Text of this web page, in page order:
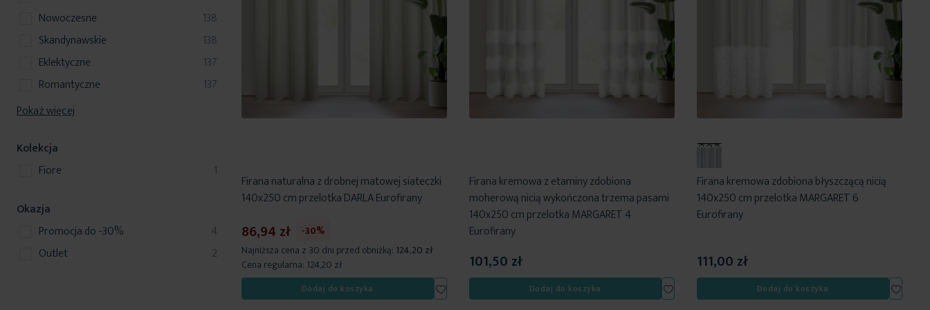
Firana naturalna z drobnej matowej siateczki
140x250 cm przelotka DARLA Eurofirany
86,94 zł
-30%
Najniższa cena z 30 dni przed obniżką: 124,20 zł
Cena regularna: 124,20 zł
Dodaj do koszyka
Dodaj
do
Firana kremowa z etaminy zdobiona
moherową nicią wykończona trzema pasami
140x250 cm przelotka MARGARET 4
Eurofirany
101,50 zł
Dodaj do koszyka
Dodaj
do
Firana kremowa zdobiona błyszczącą nicią
140x250 cm przelotka MARGARET 6
Eurofirany
111,00 zł
Dodaj do koszyka
Dodaj
do
nowoczesne
138
produkty
skandynawskie
138
produkty
eklektyczne
137
produkty
romantyczne
137
produkty
Pokaż więcej
Kolekcja
Fiore
1produkt
Okazja
Promocja do -30%
4
produkty
Outlet
2
produkty